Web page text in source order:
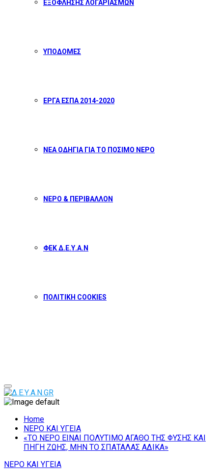
ΕΞΟΦΛΗΣΗΣ ΛΟΓΑΡΙΑΣΜΩΝ
ΥΠΟΔΟΜΕΣ
ΕΡΓΑ ΕΣΠΑ 2014-2020
ΝΕΑ ΟΔΗΓΙΑ ΓΙΑ ΤΟ ΠΟΣΙΜΟ ΝΕΡΟ
ΝΕΡΟ & ΠΕΡΙΒΑΛΛΟΝ
ΦΕΚ Δ.Ε.Υ.Α.Ν
ΠΟΛΙΤΙΚΗ COOKIES
Primary
Menu
Home
ΝΕΡΟ ΚΑΙ ΥΓΕΙΑ
«ΤΟ ΝΕΡΟ ΕΙΝΑΙ ΠΟΛΥΤΙΜΟ ΑΓΑΘΟ ΤΗΣ ΦΥΣΗΣ ΚΑΙ
ΠΗΓΗ ΖΩΗΣ, ΜΗΝ ΤΟ ΣΠΑΤΑΛΑΣ ΑΔΙΚΑ»
ΝΕΡΟ ΚΑΙ ΥΓΕΙΑ